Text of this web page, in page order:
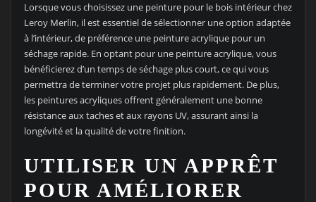
Lorsque vous choisissez une peinture pour le bois intérieur chez
Leroy Merlin, il est essentiel de sélectionner une option adaptée
à l’intérieur, de préférence une peinture acrylique pour un
séchage rapide. En optant pour une peinture acrylique, vous
bénéficierez d’un temps de séchage plus court, ce qui vous
permettra de terminer votre projet plus rapidement. De plus,
les peintures acryliques offrent généralement une bonne
résistance aux taches et aux rayons UV, assurant ainsi la
longévité et la qualité de votre finition.
UTILISER UN APPRÊT
POUR AMÉLIORER